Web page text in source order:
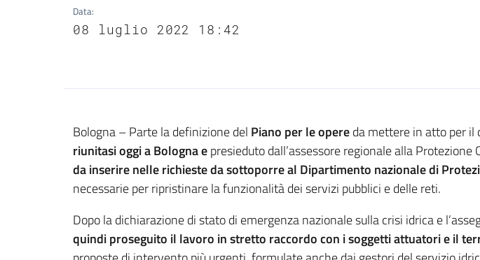
Data:
08 luglio 2022 18:42
Contenuto
Bologna – Parte la definizione del Piano per le opereda mettere in atto per il
riunitasi oggi a Bologna epresieduto dall’assessore regionale alla Protezione
da inserire nelle richieste da sottoporre al Dipartimento nazionale di
necessarie per ripristinare la funzionalità dei servizi pubblici e delle reti.
Dopo la dichiarazione di stato di emergenza nazionale sulla crisi idrica e
quindi proseguito il lavoro in stretto raccordo con i soggetti attuatori e il